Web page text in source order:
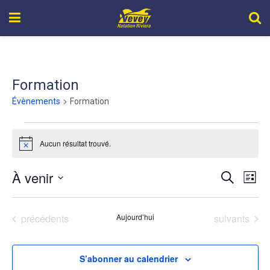
Formation
Évènements Formation
Notice Aucun résultat trouvé.
et
de
Recherche
de
Liste
À venir
date.Évènements
précédents Aujourd’hui Évènements
suivants
S’abonner au calendrier